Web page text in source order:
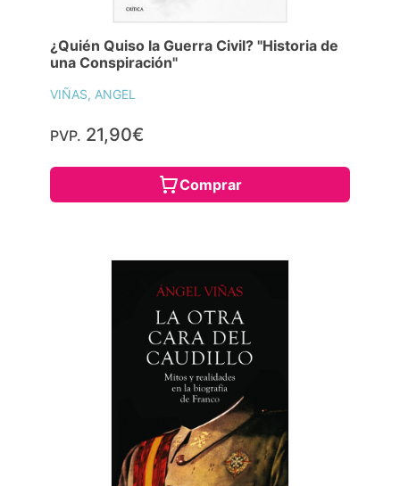
¿Quién Quiso la Guerra Civil? "Historia de
una Conspiración"
VIÑAS, ANGEL
PVP. 21,90€
Comprar